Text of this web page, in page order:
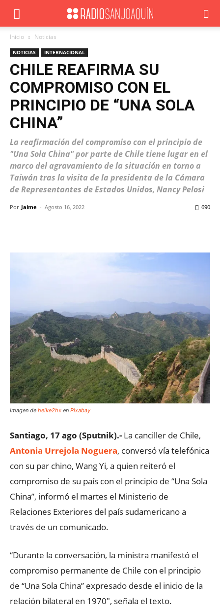
Inicio Noticias
NOTICIAS INTERNACIONAL
CHILE REAFIRMA SU
COMPROMISO CON EL
PRINCIPIO DE “UNA SOLA
CHINA”
La reafirmación del compromiso con el principio de
"Una Sola China" por parte de Chile tiene lugar en el
marco del agravamiento de la situación en torno a
Taiwán tras la visita de la presidenta de la Cámara
de Representantes de Estados Unidos, Nancy Pelosi
Por Jaime - Agosto 16, 2022 690
Imagen de heike2hx en Pixabay
Santiago, 17 ago (Sputnik).- La canciller de Chile,
Antonia Urrejola Noguera, conversó vía telefónica
con su par chino, Wang Yi, a quien reiteró el
compromiso de su país con el principio de “Una Sola
China”, informó el martes el Ministerio de
Relaciones Exteriores del país sudamericano a
través de un comunicado.
“Durante la conversación, la ministra manifestó el
compromiso permanente de Chile con el principio
de “Una Sola China” expresado desde el inicio de la
relación bilateral en 1970″, señala el texto.